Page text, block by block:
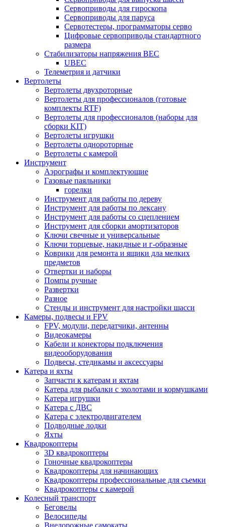
Сервоприводы для гироскопа
Сервоприводы для паруса
Сервотестеры, программаторы серво
Цифровые сервоприводы стандартного
размера
Стабилизаторы напряжения BEC
UBEC
Телеметрия и датчики
Вертолеты
Вертолеты двухроторные
Вертолеты для профессионалов (готовые
комплекты RTF)
Вертолеты для профессионалов (наборы для
сборки KIT)
Вертолеты игрушки
Вертолеты однороторные
Вертолеты с камерой
Инструмент
Аэрографы и комплектующие
Газовые паяльники
горелки
Инструмент для работы по дереву
Инструмент для работы по лексану
Инструмент для работы со сцеплением
Инструмент для сборки амортизаторов
Ключи свечные и универсальные
Ключи торцевые, накидные и г-образные
Коврики для ремонта и ящики дла мелких
предметов
Отвертки и наборы
Помпы ручные
Развертки
Разное
Стенды и инструмент для настройки шасси
Камеры, подвесы и FPV
FPV, модули, передатчики, антенны
Видеокамеры
Кабели и конекторы подключения
видеооборудования
Подвесы, стедикамы и аксессуары
Катера и яхты
Запчасти к катерам и яхтам
Катера для рыбалки с эхолотами и кормушками
Катера игрушки
Катера с ДВС
Катера с электродвигателем
Подводные лодки
Яхты
Квадрокоптеры
3D квадрокоптеры
Гоночные квадрокоптеры
Квадрокоптеры для начинающих
Квадрокоптеры профессиональные для съемки
Квадрокоптеры с камерой
Колесный транспорт
Беговелы
Велосипеды
Внедорожные самокаты